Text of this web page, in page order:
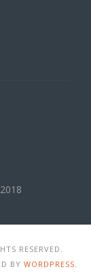
RESERVED.
BY WORDPRESS